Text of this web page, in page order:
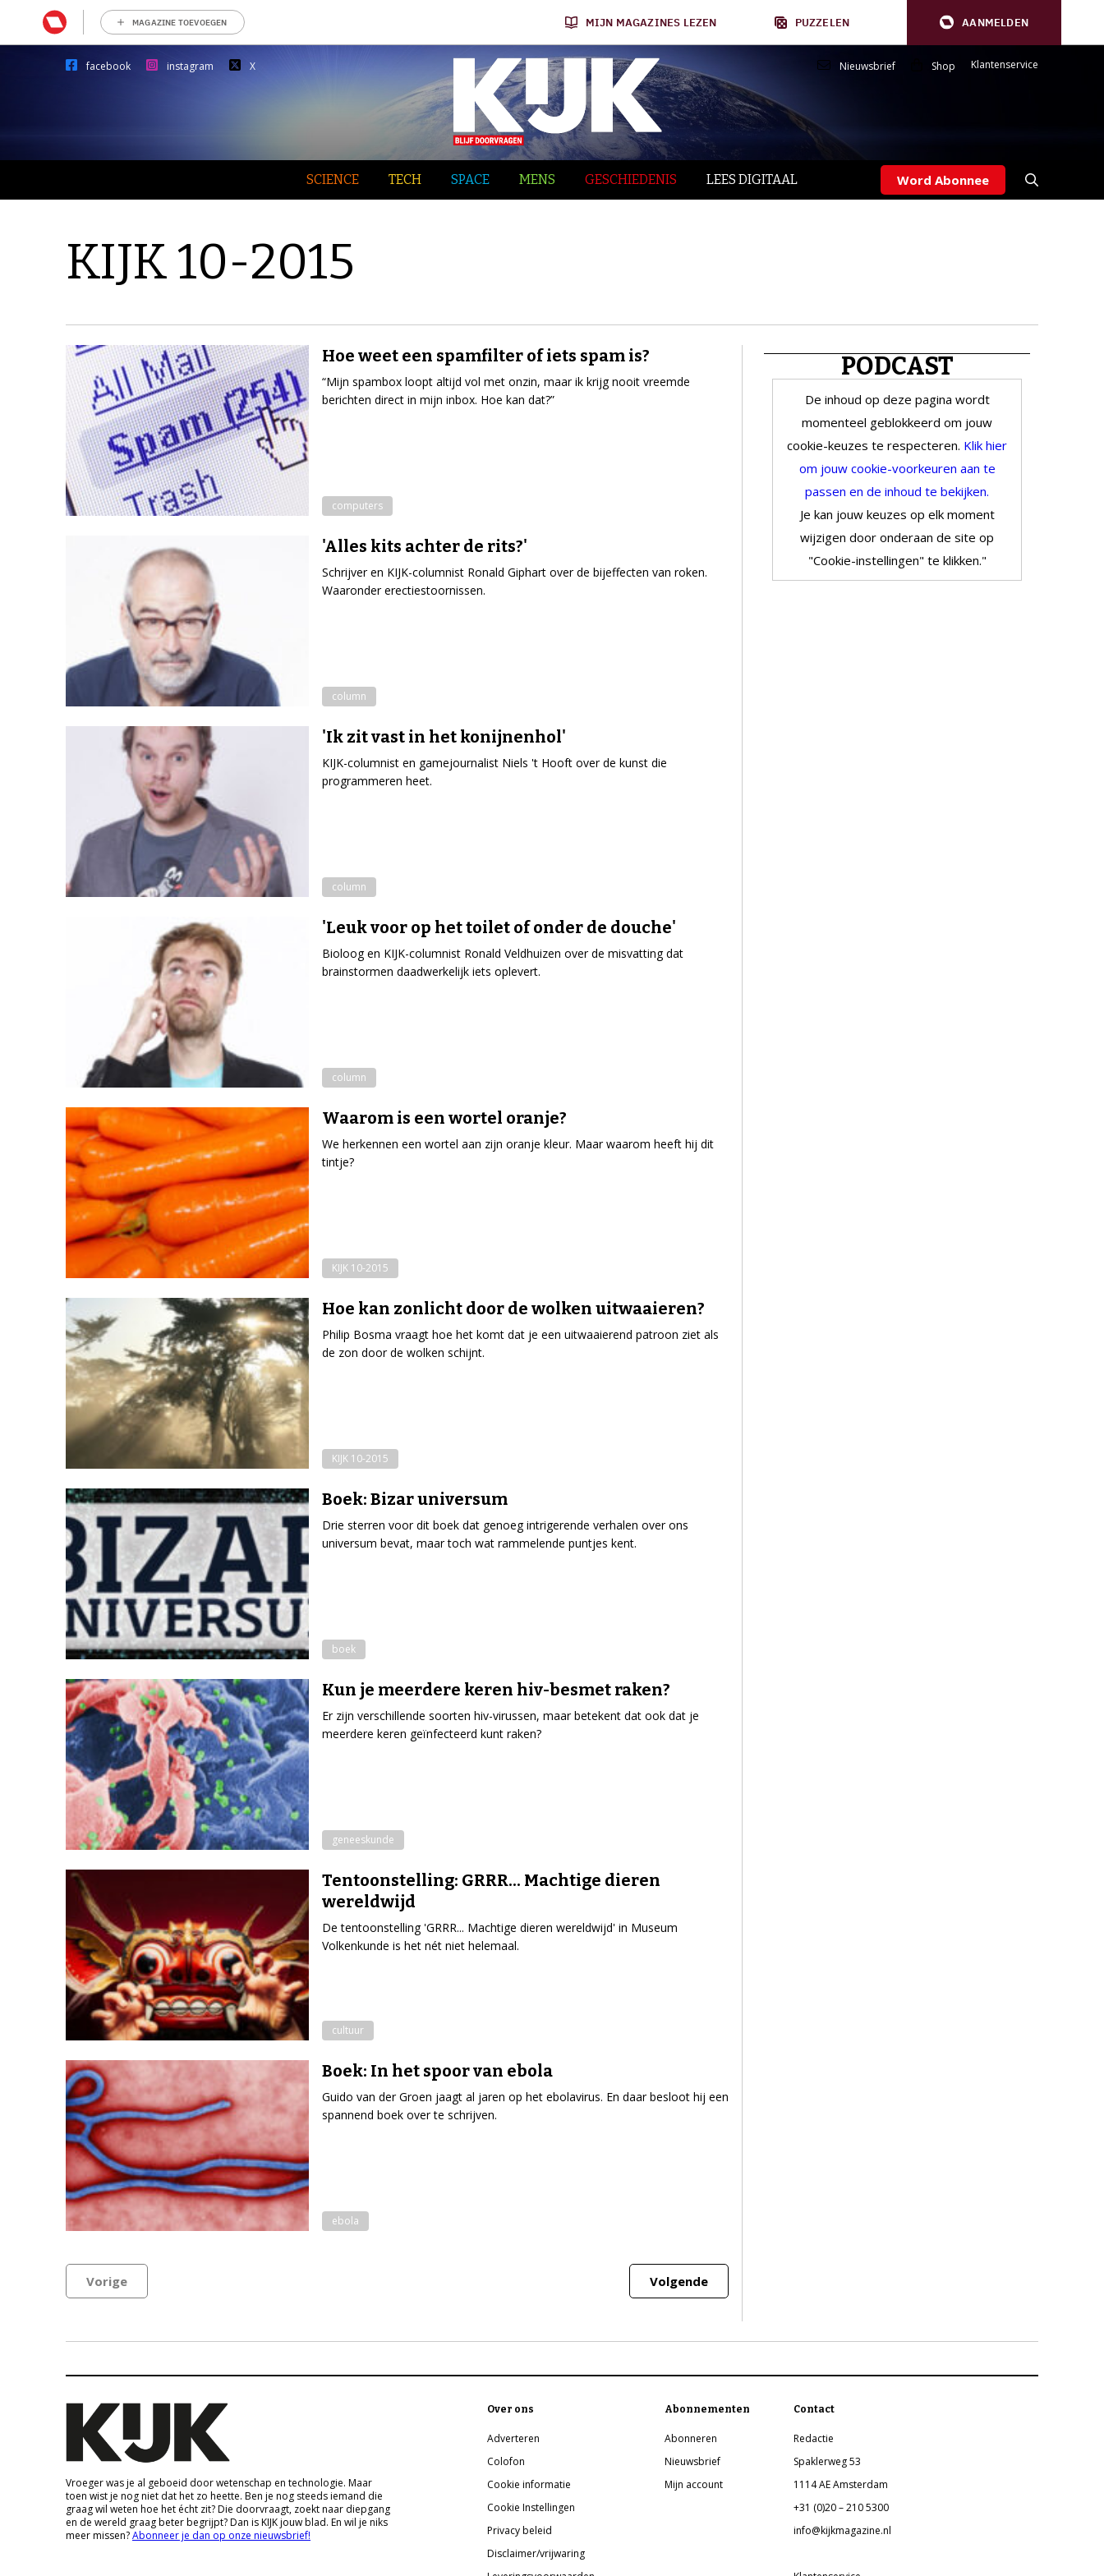
MAGAZINE TOEVOEGEN MIJN MAGAZINES LEZEN PUZZELEN AANMELDEN
facebook instagram X Nieuwsbrief Shop Klantenservice
SCIENCE TECH SPACE MENS GESCHIEDENIS LEES DIGITAAL Word Abonnee
KIJK 10-2015
Hoe weet een spamfilter of iets spam is?
“Mijn spambox loopt altijd vol met onzin, maar ik krijg nooit vreemde
berichten direct in mijn inbox. Hoe kan dat?”
computers
'Alles kits achter de rits?'
Schrijver en KIJK-columnist Ronald Giphart over de bijeffecten van roken.
Waaronder erectiestoornissen.
column
'Ik zit vast in het konijnenhol'
KIJK-columnist en gamejournalist Niels 't Hooft over de kunst die
programmeren heet.
column
'Leuk voor op het toilet of onder de douche'
Bioloog en KIJK-columnist Ronald Veldhuizen over de misvatting dat
brainstormen daadwerkelijk iets oplevert.
column
Waarom is een wortel oranje?
We herkennen een wortel aan zijn oranje kleur. Maar waarom heeft hij dit
tintje?
KIJK 10-2015
Hoe kan zonlicht door de wolken uitwaaieren?
Philip Bosma vraagt hoe het komt dat je een uitwaaierend patroon ziet als
de zon door de wolken schijnt.
KIJK 10-2015
Boek: Bizar universum
Drie sterren voor dit boek dat genoeg intrigerende verhalen over ons
universum bevat, maar toch wat rammelende puntjes kent.
boek
Kun je meerdere keren hiv-besmet raken?
Er zijn verschillende soorten hiv-virussen, maar betekent dat ook dat je
meerdere keren geïnfecteerd kunt raken?
geneeskunde
Tentoonstelling: GRRR... Machtige dieren
wereldwijd
De tentoonstelling 'GRRR... Machtige dieren wereldwijd' in Museum
Volkenkunde is het nét niet helemaal.
cultuur
Boek: In het spoor van ebola
Guido van der Groen jaagt al jaren op het ebolavirus. En daar besloot hij een
spannend boek over te schrijven.
ebola
Vorige Volgende
PODCAST
De inhoud op deze pagina wordt
momenteel geblokkeerd om jouw
cookie-keuzes te respecteren. Klik hier
om jouw cookie-voorkeuren aan te
passen en de inhoud te bekijken.
Je kan jouw keuzes op elk moment
wijzigen door onderaan de site op
"Cookie-instellingen" te klikken."
Vroeger was je al geboeid door wetenschap en technologie. Maar
toen wist je nog niet dat het zo heette. Ben je nog steeds iemand die
graag wil weten hoe het écht zit? Die doorvraagt, zoekt naar diepgang
en de wereld graag beter begrijpt? Dan is KIJK jouw blad. En wil je niks
meer missen?Abonneer je dan op onze nieuwsbrief!
Over ons
Adverteren
Colofon
Cookie informatie
Cookie Instellingen
Privacy beleid
Disclaimer/vrijwaring
Abonnementen
Abonneren
Nieuwsbrief
Mijn account
Contact
Redactie
Spaklerweg 53
1114 AE Amsterdam
+31 (0)20 – 210 5300
info@kijkmagazine.nl